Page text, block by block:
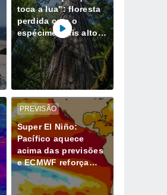
toca a lua": floresta
perdida com o
espécime mais alto
da Ásia é encontrada
em Taiwan
PREVISÃO
Super El Niño:
Pacífico aquece
acima das previsões
e ECMWF reforça
pico superior a 3°C